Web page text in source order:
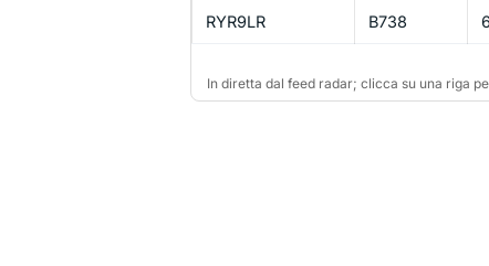
RYR9LR B738
In diretta dal feed radar; clicca su una riga